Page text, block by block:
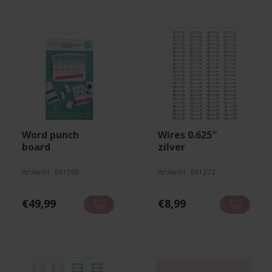
word punch
board
Artikelnr. 661599
€49,99
wires 0.625″
zilver
Artikelnr. 661272
€8,99